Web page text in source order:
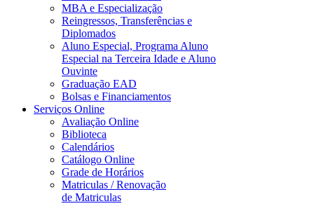
MBA e Especialização
Reingressos, Transferências e
Diplomados
Aluno Especial, Programa Aluno
Especial na Terceira Idade e Aluno
Ouvinte
Graduação EAD
Bolsas e Financiamentos
Serviços Online
Avaliação Online
Biblioteca
Calendários
Catálogo Online
Grade de Horários
Matriculas / Renovação
de Matriculas